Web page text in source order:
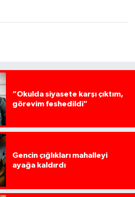
“Okulda siyasete karşı çıktım,
görevim feshedildi"
Gencin çığlıkları mahalleyi
ayağa kaldırdı